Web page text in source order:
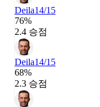
Deila14/15
76%
2.4 승점
Deila14/15
68%
2.3 승점